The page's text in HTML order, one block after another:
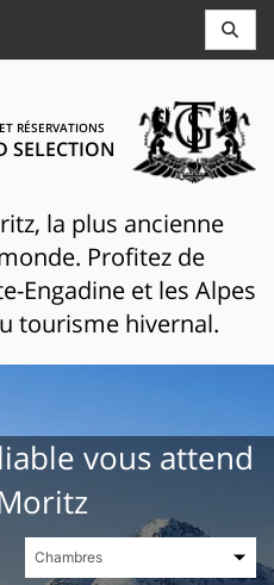
RÉSERVATIONS
SELECTION
la plus ancienne
Profitez de
Engadine et les Alpes
tourisme hivernal.
vous attend